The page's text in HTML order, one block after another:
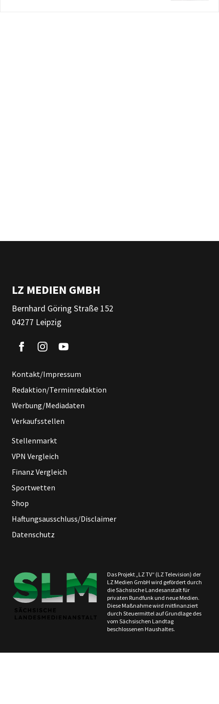
LZ MEDIEN GMBH
Bernhard Göring Straße 152
04277 Leipzig
Kontakt/Impressum
Redaktion/Terminredaktion
Werbung/Mediadaten
Verkaufsstellen
Stellenmarkt
VPN Vergleich
Finanz Vergleich
Sportwetten
Shop
Haftungsausschluss/Disclaimer
Datenschutz
Das Projekt „LZ TV“ (LZ Television) der
LZ Medien GmbH wird gefördert durch
die Sächsische Landesanstalt für
privaten Rundfunk und neue Medien.
Diese Maßnahme wird mitfinanziert
durch Steuermittel auf Grundlage des
vom Sächsischen Landtag
beschlossenen Haushaltes.